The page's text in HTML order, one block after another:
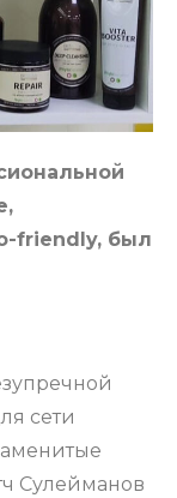
friendly, был
сети
Сулейманов